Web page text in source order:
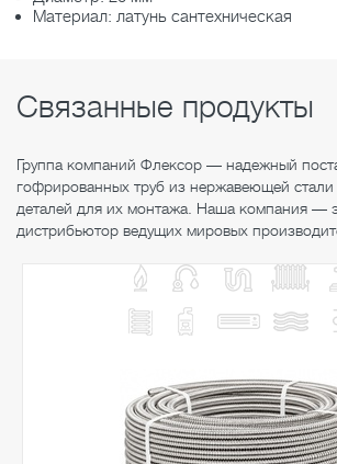
Материал: латунь сантехническая
Связанные продукты
Группа компаний Флексор — надежный
гофрированных труб из нержавеющей
деталей для их монтажа. Наша компания —
дистрибьютор ведущих мировых